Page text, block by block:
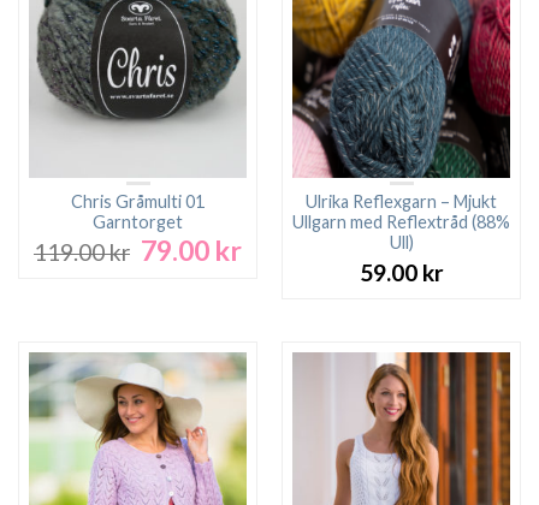
Chris Gråmulti 01
Garntorget
119.00kr Det
79.00 krDet
Ulrika Reflexgarn – Mjukt
Ullgarn med Reflextråd (88%
Ull)
59.00 kr